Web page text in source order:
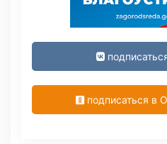
подписаться в